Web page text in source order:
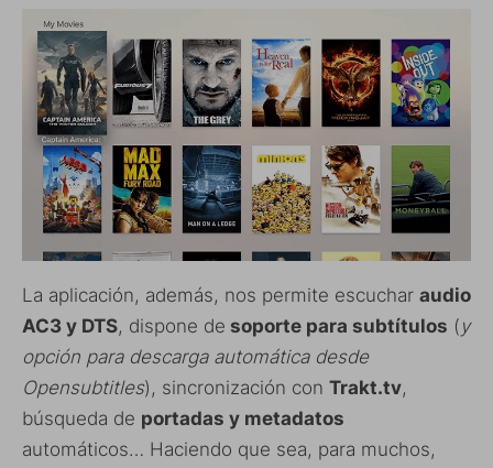
La aplicación, además, nos permite escuchar audio
AC3 y DTS, dispone de soporte para subtítulos ( y
opción para descarga automática desde
Opensubtitles), sincronización con Trakt.tv,
búsqueda de portadas y metadatos
automáticos… Haciendo que sea, para muchos,